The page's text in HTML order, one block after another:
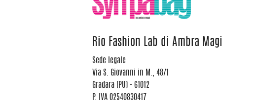
Rio Fashion Lab di Ambra Magi
Sede legale
Via S. Giovanni in M., 48/1
Gradara (PU) - 61012
P. IVA 02540830417